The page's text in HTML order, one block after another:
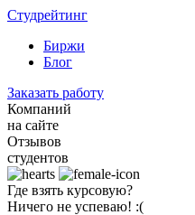
Студрейтинг
Биржи
Блог
Заказать работу
Компаний
на сайте
Отзывов
студентов
Где взять курсовую?
Ничего не успеваю! :(